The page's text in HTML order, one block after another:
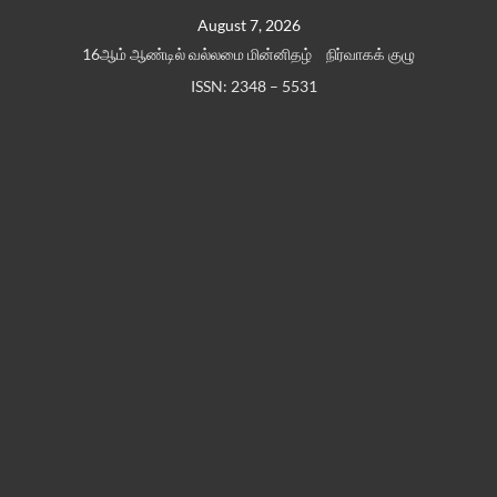
August 7, 2026
16ஆம் ஆண்டில் வல்லமை மின்னிதழ்
நிர்வாகக் குழு
ISSN: 2348 – 5531